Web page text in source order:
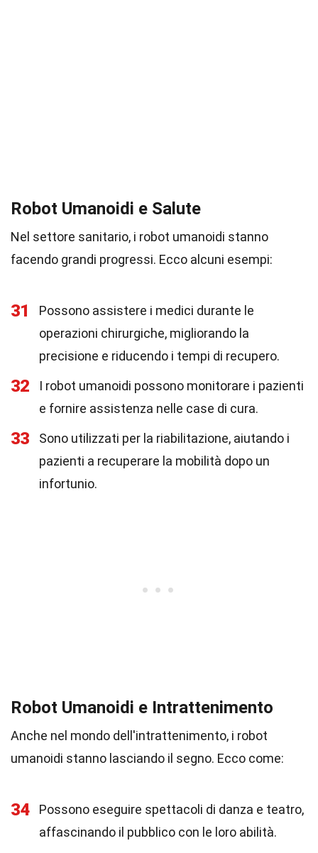
Robot Umanoidi e Salute
Nel settore sanitario, i robot umanoidi stanno
facendo grandi progressi. Ecco alcuni esempi:
31
Possono assistere i medici durante le
operazioni chirurgiche, migliorando la
precisione e riducendo i tempi di recupero.
32
I robot umanoidi possono monitorare i pazienti
e fornire assistenza nelle case di cura.
33
Sono utilizzati per la riabilitazione, aiutando i
pazienti a recuperare la mobilità dopo un
infortunio.
Robot Umanoidi e Intrattenimento
Anche nel mondo dell'intrattenimento, i robot
umanoidi stanno lasciando il segno. Ecco come:
34
Possono eseguire spettacoli di danza e teatro,
affascinando il pubblico con le loro abilità.